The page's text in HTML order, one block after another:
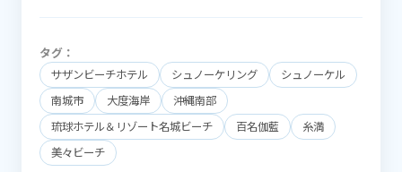
タグ：
サザンビーチホテル シュノーケリング
シュノーケル
南城市
大度海岸
沖縄南部
琉球ホテル＆リゾート名城ビーチ
百名伽藍
糸満
美々ビーチ